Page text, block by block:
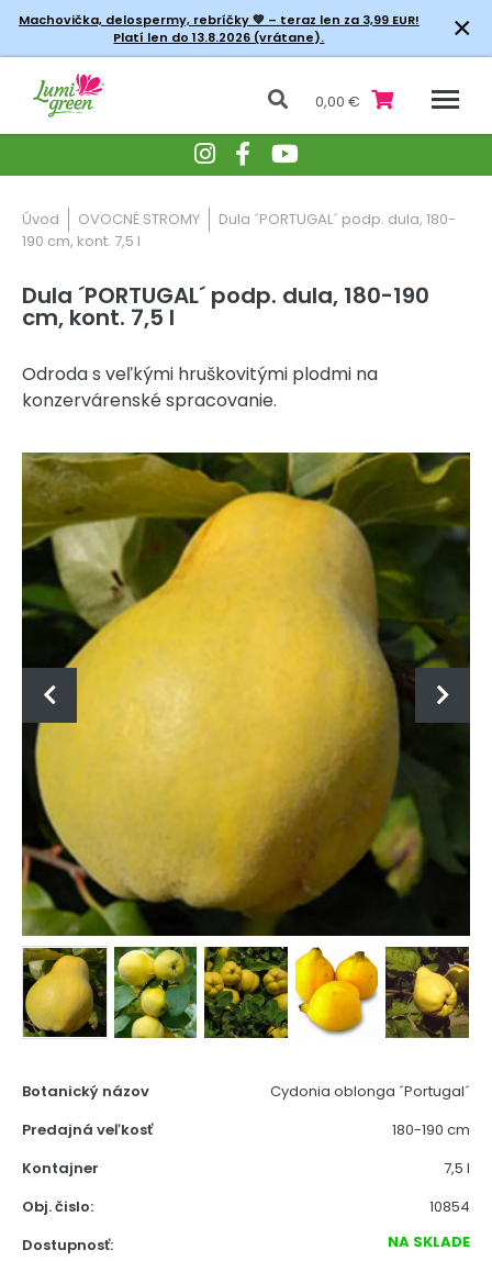
Machovička, delospermy, rebríčky💚 – teraz len za 3,99 EUR!
Platí len do 13.8.2026 (vrátane).
×
0,00 €
Úvod OVOCNÉ STROMY
Dula ´PORTUGAL´ podp. dula, 180-
190 cm, kont. 7,5 l
Dula ´PORTUGAL´ podp. dula, 180-190
cm, kont. 7,5 l
Odroda s veľkými hruškovitými plodmi na
konzervárenské spracovanie.
Botanický názov
Cydonia oblonga ´Portugal´
Predajná veľkosť
180-190 cm
Kontajner
7,5 l
Obj. čislo:
10854
Dostupnosť:
NA SKLADE